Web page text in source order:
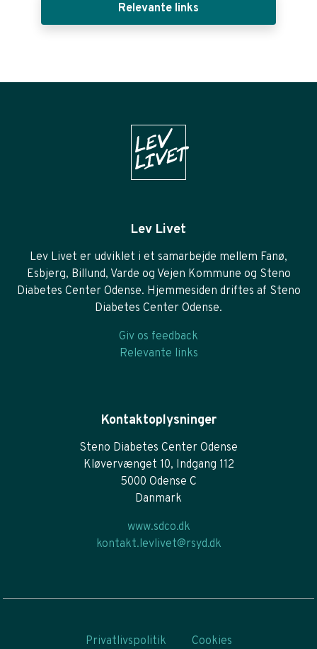
Relevante links
Lev Livet
Lev Livet er udviklet i et samarbejde mellem Fanø,
Esbjerg, Billund, Varde og Vejen Kommune og Steno
Diabetes Center Odense. Hjemmesiden driftes af Steno
Diabetes Center Odense.
Giv os feedback
Relevante links
Kontaktoplysninger
Steno Diabetes Center Odense
Kløvervænget 10, Indgang 112
5000 Odense C
Danmark
www.sdco.dk
kontakt.levlivet@rsyd.dk
Privatlivspolitik Cookies